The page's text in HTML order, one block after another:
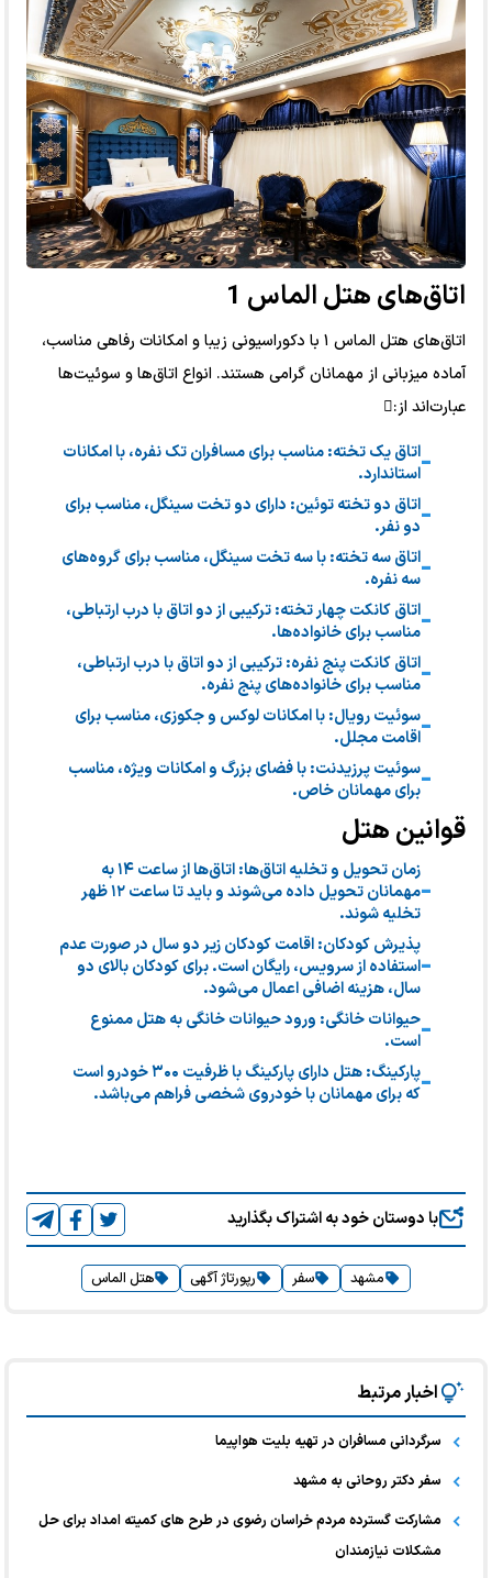
اتاق‌های هتل الماس 1
اتاق‌های هتل الماس ۱ با دکوراسیونی زیبا و امکانات رفاهی مناسب،
آماده میزبانی از مهمانان گرامی هستند. انواع اتاق‌ها و سوئیت‌ها
عبارت‌اند از:
اتاق یک تخته: مناسب برای مسافران تک نفره، با امکانات
استاندارد.
اتاق دو تخته توئین: دارای دو تخت سینگل، مناسب برای
دو نفر.
اتاق سه تخته: با سه تخت سینگل، مناسب برای گروه‌های
سه نفره.
اتاق کانکت چهار تخته: ترکیبی از دو اتاق با درب ارتباطی،
مناسب برای خانواده‌ها.
اتاق کانکت پنج نفره: ترکیبی از دو اتاق با درب ارتباطی،
مناسب برای خانواده‌های پنج نفره.
سوئیت رویال: با امکانات لوکس و جکوزی، مناسب برای
اقامت مجلل.
سوئیت پرزیدنت: با فضای بزرگ و امکانات ویژه، مناسب
برای مهمانان خاص.
قوانین هتل
زمان تحویل و تخلیه اتاق‌ها: اتاق‌ها از ساعت ۱۴ به
مهمانان تحویل داده می‌شوند و باید تا ساعت ۱۲ ظهر
تخلیه شوند.
پذیرش کودکان: اقامت کودکان زیر دو سال در صورت عدم
استفاده از سرویس، رایگان است. برای کودکان بالای دو
سال، هزینه اضافی اعمال می‌شود.
حیوانات خانگی: ورود حیوانات خانگی به هتل ممنوع
است.
پارکینگ: هتل دارای پارکینگ با ظرفیت ۳۰۰ خودرو است
که برای مهمانان با خودروی شخصی فراهم می‌باشد.
با دوستان خود به اشتراک بگذارید
مشهد سفر رپورتاژ آگهی هتل الماس
اخبار مرتبط
سرگردانی مسافران در تهیه بلیت هواپیما
سفر دکتر روحانی به مشهد
مشارکت گسترده مردم خراسان رضوی در طرح های کمیته امداد برای حل
مشکلات نیازمندان